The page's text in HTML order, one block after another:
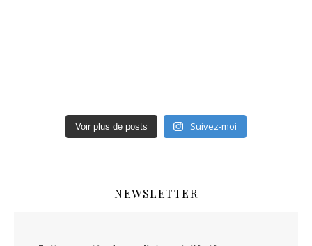
Voir plus de posts Suivez-moi
NEWSLETTER